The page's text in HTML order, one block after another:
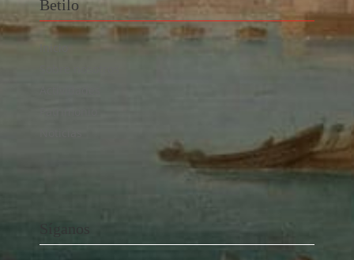
Betilo
Síganos